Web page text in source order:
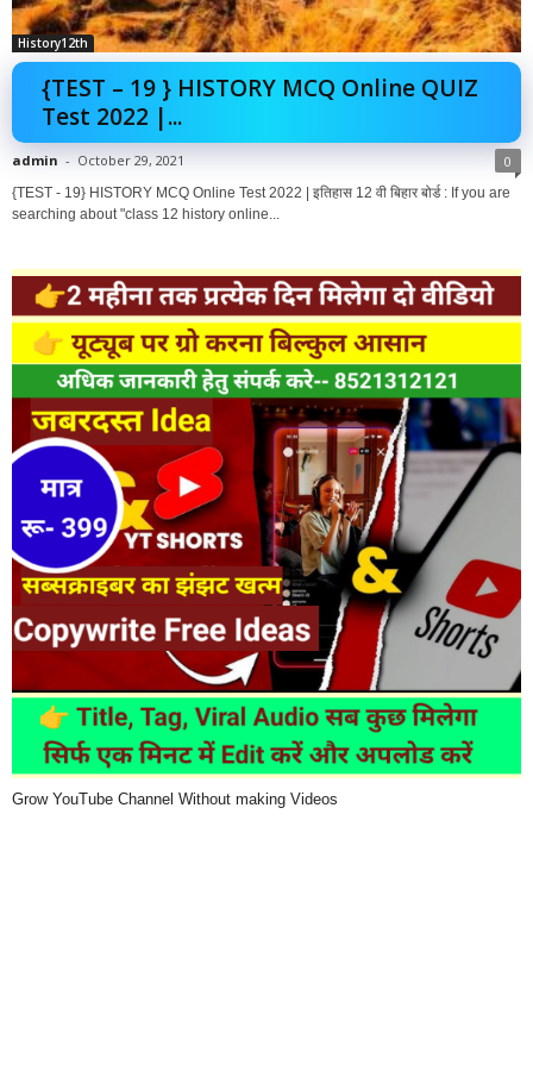
History12th
{TEST – 19 } HISTORY MCQ Online QUIZ
Test 2022 |...
admin - October 29, 2021 0
{TEST - 19} HISTORY MCQ Online Test 2022 | इतिहास 12 वी बिहार बोर्ड : If you are
searching about "class 12 history online...
Grow YouTube Channel Without making Videos